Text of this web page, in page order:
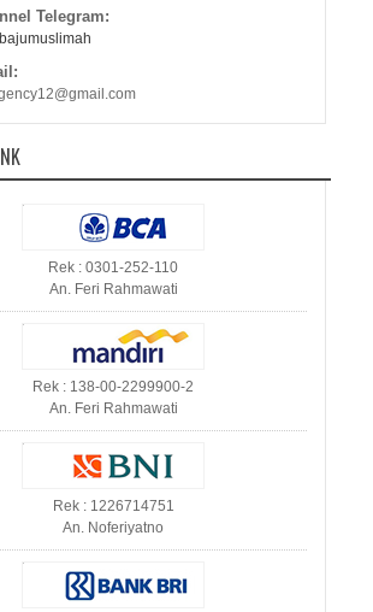
Telegram:
Rek : 0301-252-110
An. Feri Rahmawati
Rek : 138-00-2299900-2
An. Feri Rahmawati
Rek : 1226714751
An. Noferiyatno